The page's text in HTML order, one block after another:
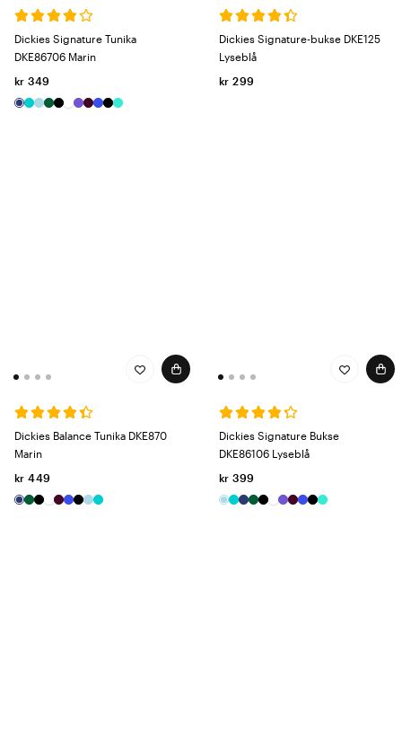
Dickies Signature Tunika
DKE86706 Marin
kr 349
Dickies Signature-bukse DKE125
Lyseblå
kr 299
Dickies Balance Tunika DKE870
Marin
kr 449
Dickies Signature Bukse
DKE86106 Lyseblå
kr 399